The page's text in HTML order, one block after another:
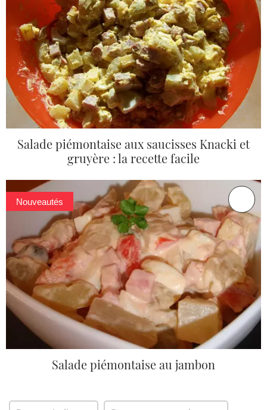
Salade piémontaise aux saucisses Knacki et
gruyère : la recette facile
Nouveautés
Salade piémontaise au jambon